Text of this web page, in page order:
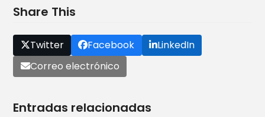
Share This
Twitter Facebook
LinkedIn
Correo electrónico
Entradas relacionadas